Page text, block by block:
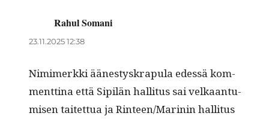
Rahul Somani
23.11.2025 12:38
Nim­imerk­ki äänestyskra­pu­la edessä kom­
ment­ti­na että Sip­ilän hal­li­tus sai velka­an­tu­
misen taitet­tua ja Rinteen/Marinin hal­li­tus